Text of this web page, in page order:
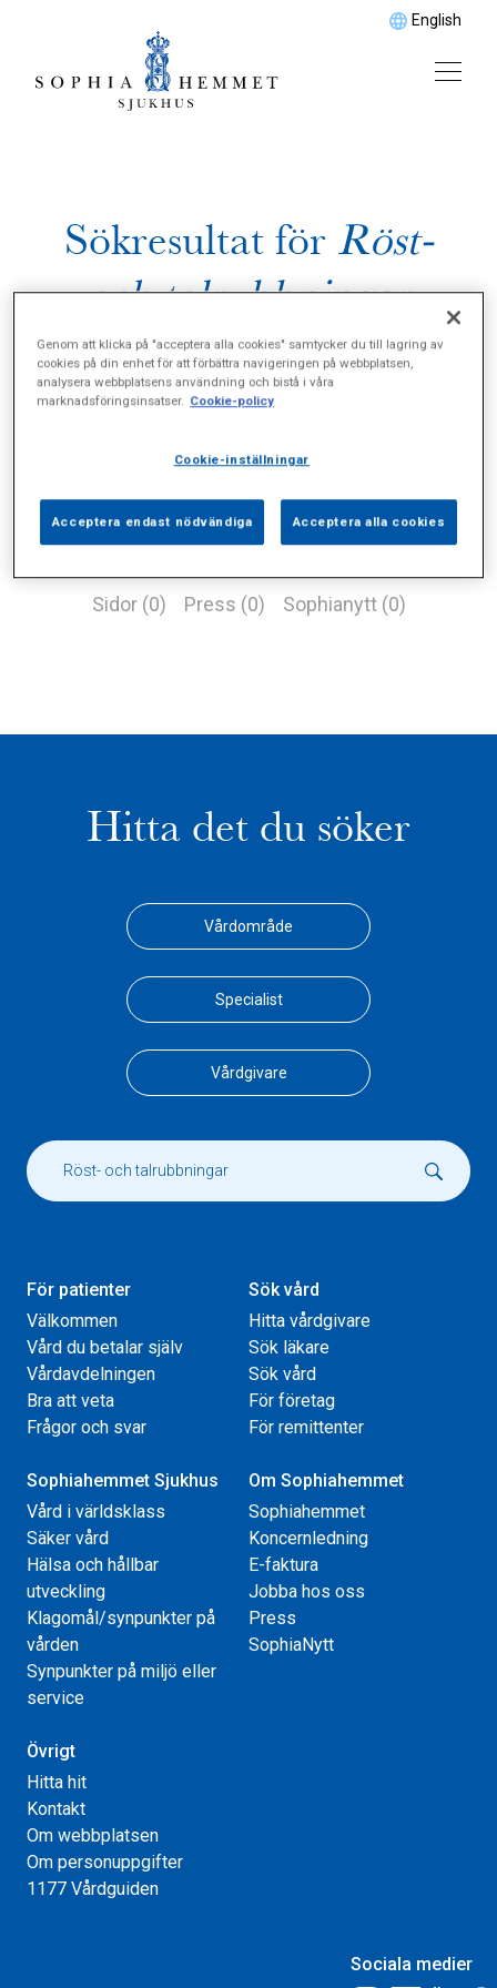
English
Sökresultat för Röst-
och talrubbningar
Sidor (0) Press (0) Sophianytt (0)
Hitta det du söker
Vårdområde
Specialist
Vårdgivare
För patienter
Välkommen
Vård du betalar själv
Vårdavdelningen
Bra att veta
Frågor och svar
Sök vård
Hitta vårdgivare
Sök läkare
Sök vård
För företag
För remittenter
Sophiahemmet Sjukhus
Vård i världsklass
Säker vård
Hälsa och hållbar
utveckling
Klagomål/synpunkter på
vården
Synpunkter på miljö eller
service
Om Sophiahemmet
Sophiahemmet
Koncernledning
E-faktura
Jobba hos oss
Press
SophiaNytt
Övrigt
Hitta hit
Kontakt
Om webbplatsen
Om personuppgifter
1177 Vårdguiden
Sociala medier
Genom att klicka på "acceptera alla cookies" samtycker du till lagring av
cookies på din enhet för att förbättra navigeringen på webbplatsen,
analysera webbplatsens användning och bistå i våra
marknadsföringsinsatser. Cookie-policy
Cookie-inställningar
Acceptera endast nödvändiga Acceptera alla cookies